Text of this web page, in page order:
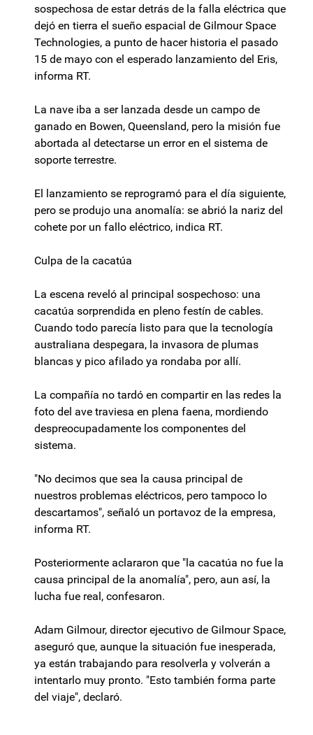
sospechosa de estar detrás de la falla eléctrica que
dejó en tierra el sueño espacial de Gilmour Space
Technologies, a punto de hacer historia el pasado
15 de mayo con el esperado lanzamiento del Eris,
informa RT.
La nave iba a ser lanzada desde un campo de
ganado en Bowen, Queensland, pero la misión fue
abortada al detectarse un error en el sistema de
soporte terrestre.
El lanzamiento se reprogramó para el día siguiente,
pero se produjo una anomalía: se abrió la nariz del
cohete por un fallo eléctrico, indica RT.
Culpa de la cacatúa
La escena reveló al principal sospechoso: una
cacatúa sorprendida en pleno festín de cables.
Cuando todo parecía listo para que la tecnología
australiana despegara, la invasora de plumas
blancas y pico afilado ya rondaba por allí.
La compañía no tardó en compartir en las redes la
foto del ave traviesa en plena faena, mordiendo
despreocupadamente los componentes del
sistema.
"No decimos que sea la causa principal de
nuestros problemas eléctricos, pero tampoco lo
descartamos", señaló un portavoz de la empresa,
informa RT.
Posteriormente aclararon que "la cacatúa no fue la
causa principal de la anomalía", pero, aun así, la
lucha fue real, confesaron.
Adam Gilmour, director ejecutivo de Gilmour Space,
aseguró que, aunque la situación fue inesperada,
ya están trabajando para resolverla y volverán a
intentarlo muy pronto. "Esto también forma parte
del viaje", declaró.